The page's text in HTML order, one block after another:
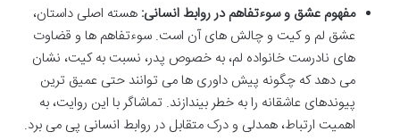
مفهوم عشق و سوءتفاهم در روابط انسانی: هسته اصلی داستان،
عشق لم و کیت و چالش های آن است. سوءتفاهم ها و قضاوت
های نادرست خانواده لم، به خصوص پدر، نسبت به کیت، نشان
می دهد که چگونه پیش داوری ها می توانند حتی عمیق ترین
پیوندهای عاشقانه را به خطر بیندازند. تماشاگر با این روایت، به
اهمیت ارتباط، همدلی و درک متقابل در روابط انسانی پی می برد.